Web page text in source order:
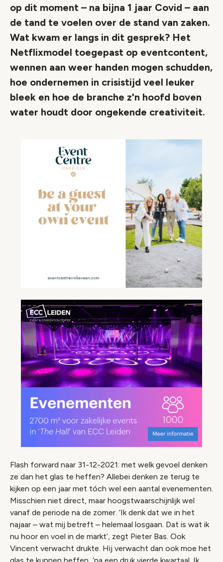
op dit moment – na bijna 1 jaar Covid – aan
de tand te voelen over de stand van zaken.
Wat kwam er langs in dit gesprek? Het
Netflixmodel toegepast op eventcontent,
wennen aan weer handen mogen schudden,
hoe ondernemen in crisistijd veel leuker
bleek en hoe de branche z'n hoofd boven
water houdt door ongekende creativiteit.
Flash forward naar 31-12-2021: met welk gevoel denken
ze dan het glas te heffen? Allebei denken ze terug te
kijken op een jaar met tóch wel een aantal evenementen.
Misschien niet direct, maar hoogstwaarschijnlijk wel
vanaf de periode na de zomer. ‘Ik denk dat we in het
najaar – wat mij betreft – helemaal losgaan. Dat is wat ik
nu hoor en voel in de markt’, zegt Pieter Bas. Ook
Vincent verwacht drukte. Hij verwacht dan ook moe het